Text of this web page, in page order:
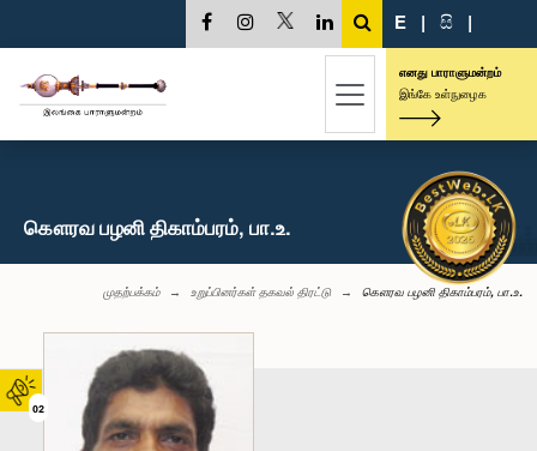
02
E | සි |
எனது பாராளுமன்றம்
இங்கே உள்நுழைக
கௌரவ பழனி திகாம்பரம், பா.உ.
முதற்பக்கம் உறுப்பினர்கள் தகவல் திரட்டு கௌரவ பழனி திகாம்பரம், பா.உ.